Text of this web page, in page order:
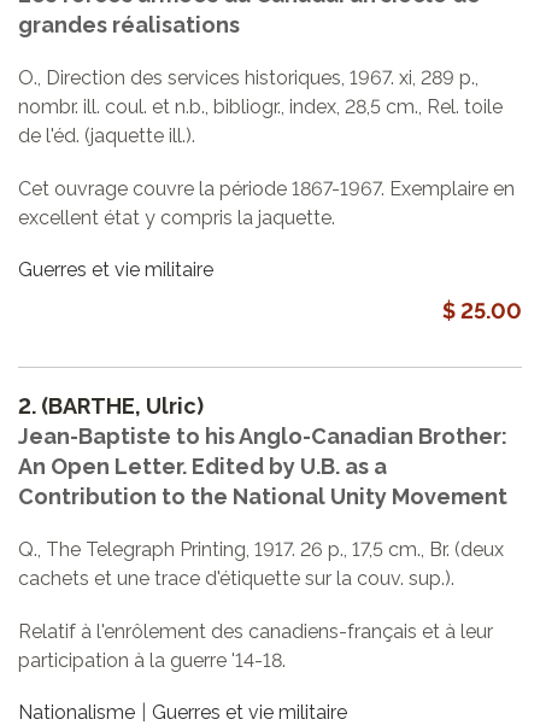
grandes réalisations
O., Direction des services historiques, 1967. xi, 289 p.,
nombr. ill. coul. et n.b., bibliogr., index, 28,5 cm., Rel. toile
de l'éd. (jaquette ill.).
Cet ouvrage couvre la période 1867-1967. Exemplaire en
excellent état y compris la jaquette.
Guerres et vie militaire
$ 25.00
2. (BARTHE, Ulric)
Jean-Baptiste to his Anglo-Canadian Brother:
An Open Letter. Edited by U.B. as a
Contribution to the National Unity Movement
Q., The Telegraph Printing, 1917. 26 p., 17,5 cm., Br. (deux
cachets et une trace d'étiquette sur la couv. sup.).
Relatif à l'enrôlement des canadiens-français et à leur
participation à la guerre '14-18.
Nationalisme Guerres et vie militaire